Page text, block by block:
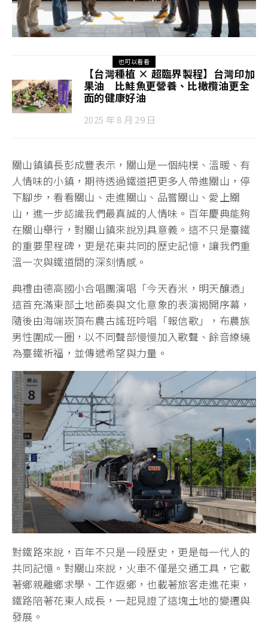
也可以看看
【台灣種植 × 超臨界製程】台灣印加
果油 比鮭魚更營養、比橄欖油更全
面的健康好油
2025 年 8 月 29 日
關山鎮鎮長彭成豐表示，關山是一個純樸、溫暖、有
人情味的小鎮，期待透過鐵道把更多人帶進關山，停
下腳步，看看關山、走進關山、品嘗關山、愛上關
山，進一步認識我們最真誠的人情味。百年慶典能夠
在關山舉行，對關山鎮來說別具意義。這不只是臺鐵
的重要里程碑，更是花東共同的歷史記憶，讓我們重
溫一次與鐵道間的深刻情感。
典禮由德高國小合唱團演唱「今天舂米，明天釀酒」
這首充滿東部土地節奏與文化意象的表演揭開序幕，
隨後由海端崁頂布農古謠班吟唱「報信歌」，布農族
男性圍成一圈，以不同聲部慢慢加入歌聲、餘音繚繞
為臺鐵祈福，並傳遞希望與力量。
對鐵路來說，百年不只是一段歷史，更是每一代人的
共同記憶。對關山來說，火車不僅是交通工具，它載
著鄉親離鄉求學、工作返鄉，也載著旅客走進花東，
鐵路陪著花東人成長，一起見證了這塊土地的變遷與
發展。